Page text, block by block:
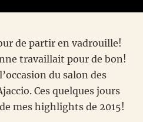
de partir en vadrouille!
travaillait pour de bon!
du salon des
Ces quelques jours
mes highlights de 2015!